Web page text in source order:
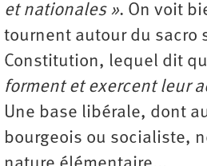
et nationales ». On voit
tournent autour du sacro
Constitution, lequel dit
forment et exercent leur
Une base libérale, dont
bourgeois ou socialiste,